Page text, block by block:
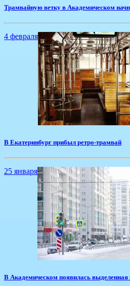
​Трамвайную ветку в Академическом
4 февраля
В Екатеринбург прибыл ретро-трамвай
25 января
​В Академическом появилась выделенная